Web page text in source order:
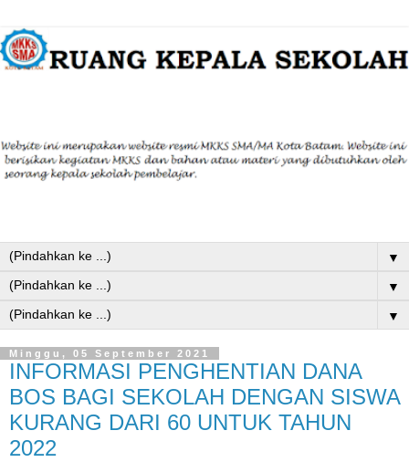
▼
▼
▼
Minggu, 05 September 2021
INFORMASI PENGHENTIAN DANA
BOS BAGI SEKOLAH DENGAN SISWA
KURANG DARI 60 UNTUK TAHUN
2022